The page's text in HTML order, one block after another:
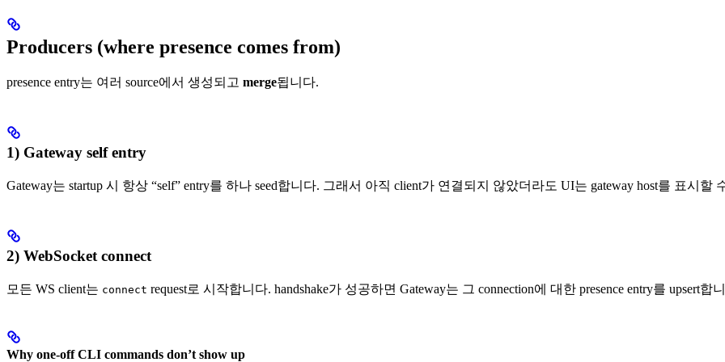
Producers (where presence comes from)
presence entry는 여러 source에서 생성되고 merge됩니다.
1) Gateway self entry
Gateway는 startup 시 항상 “self” entry를 하나 seed합니다. 그래서 아직 client가 연결되지 않았더라도 UI는 gateway host를 표시할
2) WebSocket connect
모든 WS client는 connect request로 시작합니다. handshake가 성공하면 Gateway는 그 connection에 대한 presence entry를 upsert합
Why one-off CLI commands don’t show up